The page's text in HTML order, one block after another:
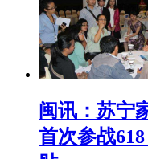
闽讯：苏宁
首次参战